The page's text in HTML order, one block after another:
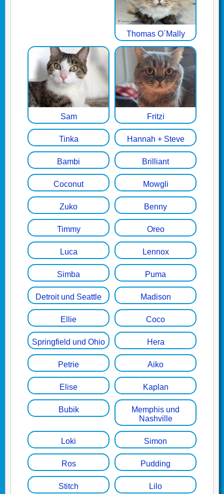
Thomas O´Mally
Sam Fritzi
Tinka Hannah + Steve
Bambi Brilliant
Coconut Mowgli
Zuko Benny
Timmy Oreo
Luca Lennox
Simba Puma
Detroit und Seattle Madison
Ellie Coco
Springfield und Ohio Hera
Petrie Aiko
Elise Kaplan
Bubik
Memphis und
Nashville
Loki Simon
Ros Pudding
Stitch Lilo